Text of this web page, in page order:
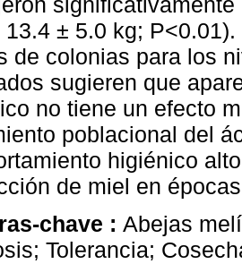
13.4 ± 5.0 kg;
de colonias para los
sugieren que
no tiene un efecto
poblacional del
higiénico
de miel en
chave : Abejas
Tolerancia;